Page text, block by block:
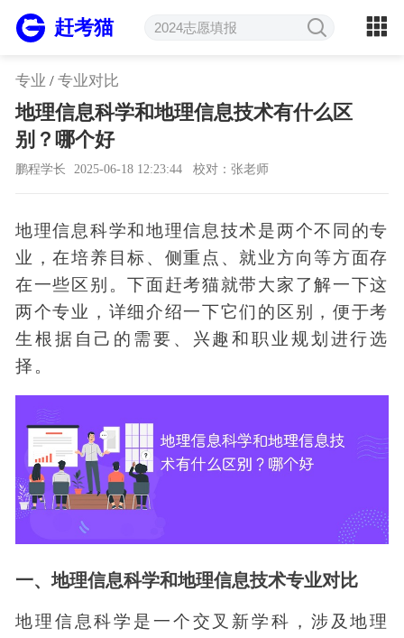
赶考猫
专业 / 专业对比
地理信息科学和地理信息技术有什么区
别？哪个好
鹏程学长 2025-06-18 12:23:44 校对：张老师
地理信息科学和地理信息技术是两个不同的专
业，在培养目标、侧重点、就业方向等方面存
在一些区别。下面赶考猫就带大家了解一下这
两个专业，详细介绍一下它们的区别，便于考
生根据自己的需要、兴趣和职业规划进行选
择。
一、地理信息科学和地理信息技术专业对比
地理信息科学是一个交叉新学科，涉及地理